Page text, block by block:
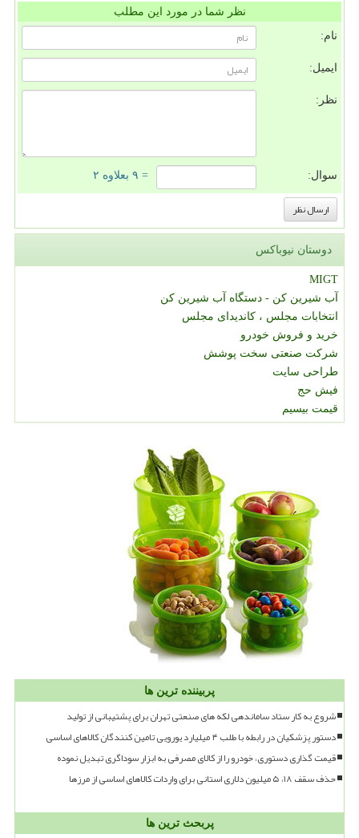
نظر شما در مورد این مطلب
نام:
ایمیل:
نظر:
سوال: = ۹ بعلاوه ۲
دوستان نیوباکس
MIGT
آب شیرین کن - دستگاه آب شیرین کن
انتخابات مجلس ، کاندیدای مجلس
خرید و فروش خودرو
شرکت صنعتی سخت پوشش
طراحی سایت
فیش حج
قیمت بیسیم
پربیننده ترین ها
شروع به کار ستاد ساماندهی لکه های صنعتی تهران برای پشتیبانی از تولید
دستور پزشکیان در رابطه با طلب ۴ میلیارد یورویی تامین کنندگان کالاهای اساسی
قیمت گذاری دستوری، خودرو را از کالای مصرفی به ابزار سوداگری تبدیل نموده
حذف سقف ۱۸، ۵ میلیون دلاری استانی برای واردات کالاهای اساسی از مرزها
پربحث ترین ها